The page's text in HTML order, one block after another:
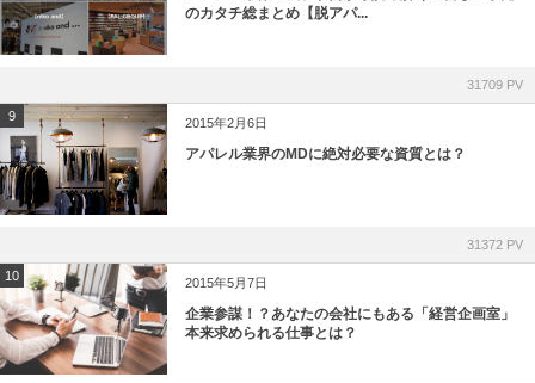
のカタチ総まとめ【脱アパ...
31709 PV
9 2015年2月6日
アパレル業界のMDに絶対必要な資質とは？
31372 PV
10 2015年5月7日
企業参謀！？あなたの会社にもある「経営企画室」
本来求められる仕事とは？